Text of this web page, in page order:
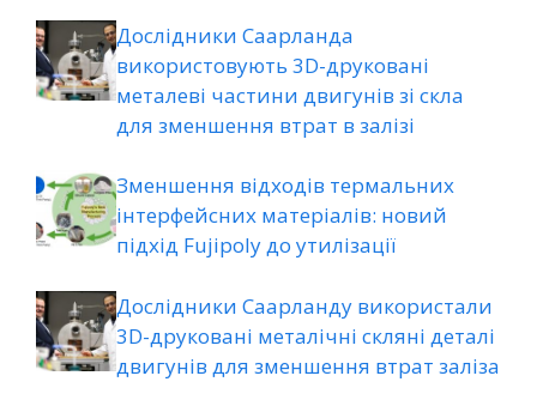
Дослідники Саарланда
використовують 3D-друковані
металеві частини двигунів зі скла
для зменшення втрат в залізі
Зменшення відходів термальних
інтерфейсних матеріалів: новий
підхід Fujipoly до утилізації
Дослідники Саарланду використали
3D-друковані металічні скляні деталі
двигунів для зменшення втрат заліза